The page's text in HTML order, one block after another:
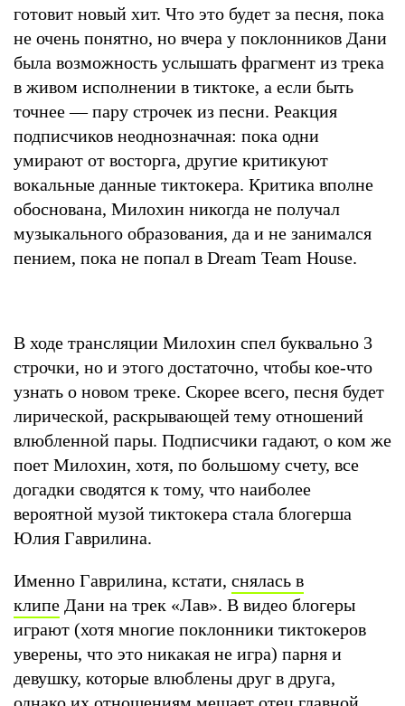
готовит новый хит. Что это будет за песня, пока
не очень понятно, но вчера у поклонников Дани
была возможность услышать фрагмент из трека
в живом исполнении в тиктоке, а если быть
точнее — пару строчек из песни. Реакция
подписчиков неоднозначная: пока одни
умирают от восторга, другие критикуют
вокальные данные тиктокера. Критика вполне
обоснована, Милохин никогда не получал
музыкального образования, да и не занимался
пением, пока не попал в Dream Team House.
В ходе трансляции Милохин спел буквально 3
строчки, но и этого достаточно, чтобы кое-что
узнать о новом треке. Скорее всего, песня будет
лирической, раскрывающей тему отношений
влюбленной пары. Подписчики гадают, о ком же
поет Милохин, хотя, по большому счету, все
догадки сводятся к тому, что наиболее
вероятной музой тиктокера стала блогерша
Юлия Гаврилина.
Именно Гаврилина, кстати, снялась в
клипе Дани на трек «Лав». В видео блогеры
играют (хотя многие поклонники тиктокеров
уверены, что это никакая не игра) парня и
девушку, которые влюблены друг в друга,